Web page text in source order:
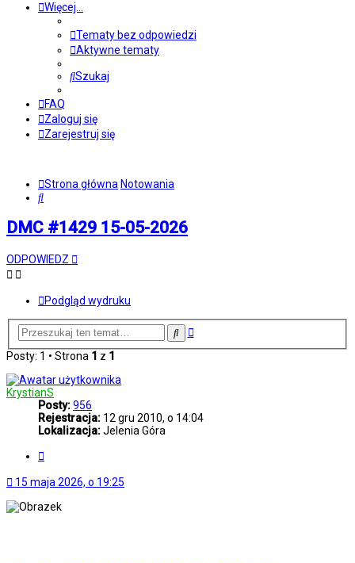
Więcej…
Tematy bez odpowiedzi
Aktywne tematy
Szukaj
FAQ
Zaloguj się
Zarejestruj się
Strona główna Notowania
Szukaj
DMC #1429 15-05-2026
ODPOWIEDZ
Podgląd wydruku
SzukajWyszukiwanie
Posty: 1 • Strona 1 z 1
KrystianS
Posty:956
Rejestracja: 12 gru 2010, o 14:04
Lokalizacja:Jelenia Góra
15 maja 2026, o 19:25